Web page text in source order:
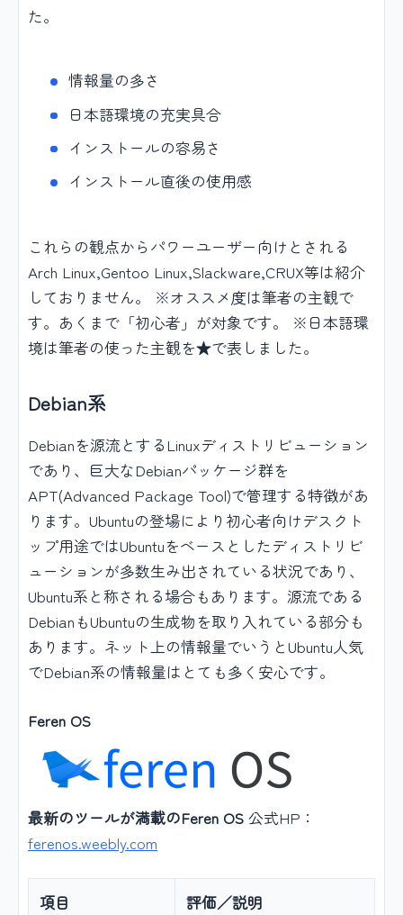
た。
情報量の多さ
日本語環境の充実具合
インストールの容易さ
インストール直後の使用感
これらの観点からパワーユーザー向けとされる
Arch Linux,Gentoo Linux,Slackware,CRUX等は紹介
しておりません。 ※オススメ度は筆者の主観で
す。あくまで「初心者」が対象です。 ※日本語環
境は筆者の使った主観を★で表しました。
Debian系
Debianを源流とするLinuxディストリビューション
であり、巨大なDebianパッケージ群を
APT(Advanced Package Tool)で管理する特徴があ
ります。Ubuntuの登場により初心者向けデスクト
ップ用途ではUbuntuをベースとしたディストリビ
ューションが多数生み出されている状況であり、
Ubuntu系と称される場合もあります。源流である
DebianもUbuntuの生成物を取り入れている部分も
あります。ネット上の情報量でいうとUbuntu人気
でDebian系の情報量はとても多く安心です。
Feren OS
最新のツールが満載のFeren OS 公式HP：
ferenos.weebly.com
項目 評価／説明